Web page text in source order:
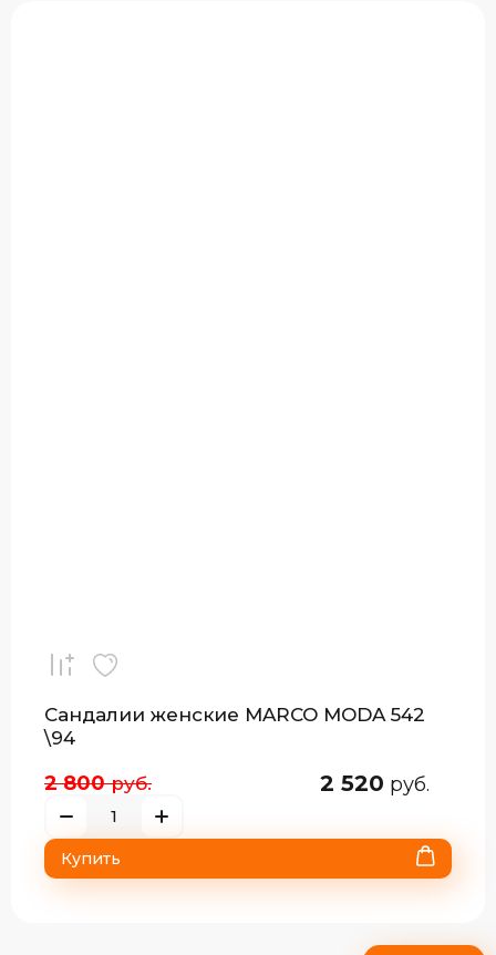
Сандалии женские MARCO MODA 542
\94
2 800 руб. 2 520 руб.
Купить